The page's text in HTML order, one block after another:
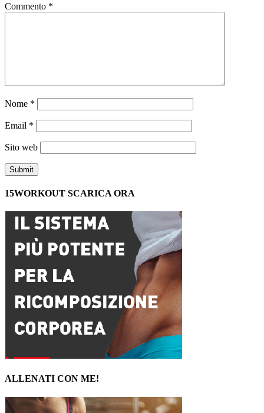
Commento *
Nome *
Email *
Sito web
15WORKOUT SCARICA ORA
ALLENATI CON ME!